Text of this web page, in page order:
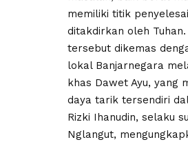
memiliki titik
ditakdirkan oleh
tersebut dikemas
lokal Banjarnegara
khas Dawet Ayu, yang
daya tarik tersendiri
‎Rizki Ihanudin, selaku
Nglangut,